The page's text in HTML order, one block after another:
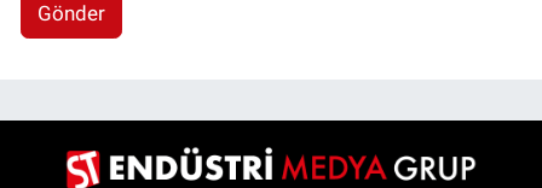
Gönder